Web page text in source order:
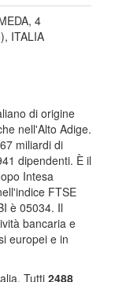
4
ITALIA
di origine
nell'Alto Adige.
miliardi di
dipendenti. È il
Intesa
FTSE
è 05034. Il
bancaria e
europei e in
Tutti 2488